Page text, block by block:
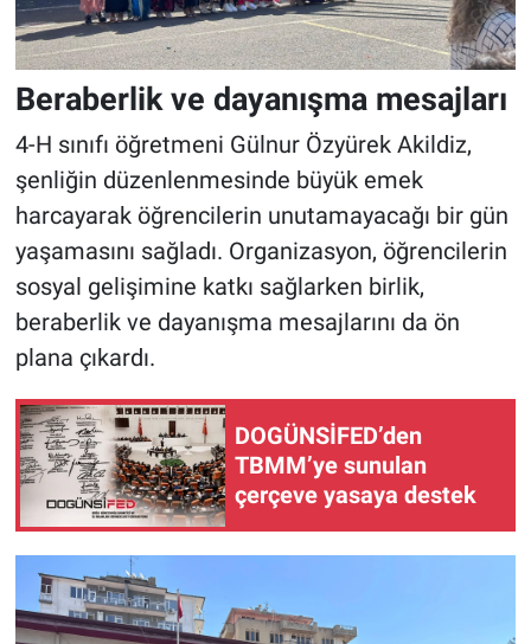
Beraberlik ve dayanışma mesajları
4-H sınıfı öğretmeni Gülnur Özyürek Akildiz,
şenliğin düzenlenmesinde büyük emek
harcayarak öğrencilerin unutamayacağı bir gün
yaşamasını sağladı. Organizasyon, öğrencilerin
sosyal gelişimine katkı sağlarken birlik,
beraberlik ve dayanışma mesajlarını da ön
plana çıkardı.
DOGÜNSİFED’den
TBMM’ye sunulan
çerçeve yasaya destek